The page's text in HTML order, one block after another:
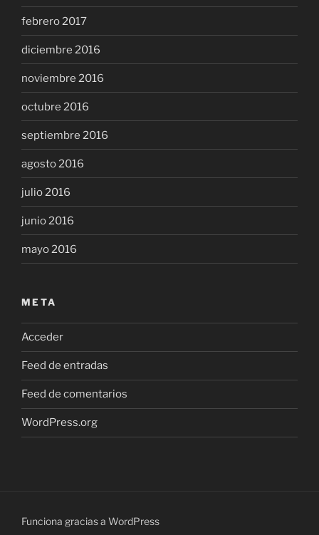
febrero 2017
diciembre 2016
noviembre 2016
octubre 2016
septiembre 2016
agosto 2016
julio 2016
junio 2016
mayo 2016
META
Acceder
Feed de entradas
Feed de comentarios
WordPress.org
Funciona gracias a WordPress